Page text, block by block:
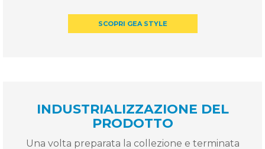
SCOPRI GEA STYLE
INDUSTRIALIZZAZIONE DEL
PRODOTTO
Una volta preparata la collezione e terminata